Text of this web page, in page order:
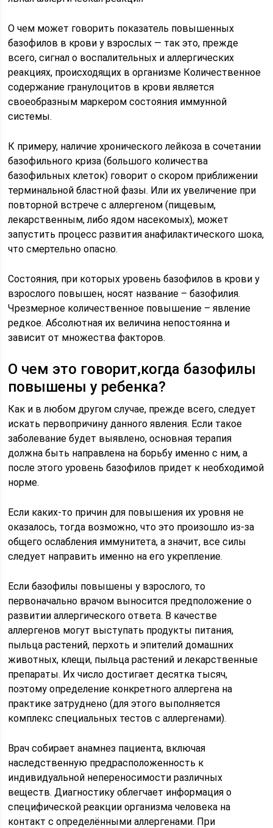
О чем может говорить показатель повышенных
базофилов в крови у взрослых — так это, прежде
всего, сигнал о воспалительных и аллергических
реакциях, происходящих в организме Количественное
содержание гранулоцитов в крови является
своеобразным маркером состояния иммунной
системы.
К примеру, наличие хронического лейкоза в сочетании
базофильного криза (большого количества
базофильных клеток) говорит о скором приближении
терминальной бластной фазы. Или их увеличение при
повторной встрече с аллергеном (пищевым,
лекарственным, либо ядом насекомых), может
запустить процесс развития анафилактического шока,
что смертельно опасно.
Состояния, при которых уровень базофилов в крови у
взрослого повышен, носят название – базофилия.
Чрезмерное количественное повышение – явление
редкое. Абсолютная их величина непостоянна и
зависит от множества факторов.
О чем это говорит,когда базофилы
повышены у ребенка?
Как и в любом другом случае, прежде всего, следует
искать первопричину данного явления. Если такое
заболевание будет выявлено, основная терапия
должна быть направлена на борьбу именно с ним, а
после этого уровень базофилов придет к необходимой
норме.
Если каких-то причин для повышения их уровня не
оказалось, тогда возможно, что это произошло из-за
общего ослабления иммунитета, а значит, все силы
следует направить именно на его укрепление.
Если базофилы повышены у взрослого, то
первоначально врачом выносится предположение о
развитии аллергического ответа. В качестве
аллергенов могут выступать продукты питания,
пыльца растений, перхоть и эпителий домашних
животных, клещи, пыльца растений и лекарственные
препараты. Их число достигает десятка тысяч,
поэтому определение конкретного аллергена на
практике затруднено (для этого выполняется
комплекс специальных тестов с аллергенами).
Врач собирает анамнез пациента, включая
наследственную предрасположенность к
индивидуальной непереносимости различных
веществ. Диагностику облегчает информация о
специфической реакции организма человека на
контакт с определёнными аллергенами. При